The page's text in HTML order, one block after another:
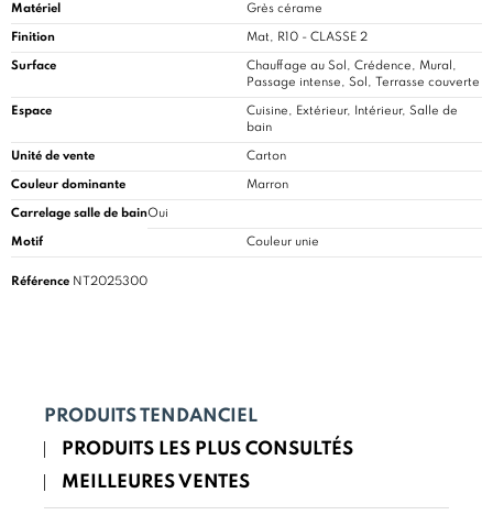
Matériel Grès cérame
Finition Mat, R10 - CLASSE 2
Surface
Chauffage au Sol, Crédence, Mural,
Passage intense, Sol, Terrasse couverte
Espace Cuisine, Extérieur, Intérieur, Salle de
bain
Unité de vente Carton
Couleur dominante Marron
Carrelage salle de bainOui
Motif Couleur unie
Référence NT2025300
PRODUITS TENDANCIEL
PRODUITS LES PLUS CONSULTÉS
MEILLEURES VENTES